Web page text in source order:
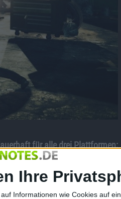
Ihre
Informationen wie Cookies auf
für alle drei Plattformen:
sein, dass dies nicht nur
Reduktion